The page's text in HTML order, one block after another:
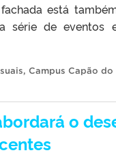
está
série de eventos
, Campus Capão do
o